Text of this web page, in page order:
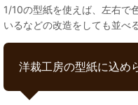
1/10の型紙を使えば、左右で
いるなどの改造をしても並べ
洋裁工房の型紙に込め